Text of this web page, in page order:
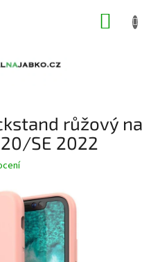
růžový na
SE 2022